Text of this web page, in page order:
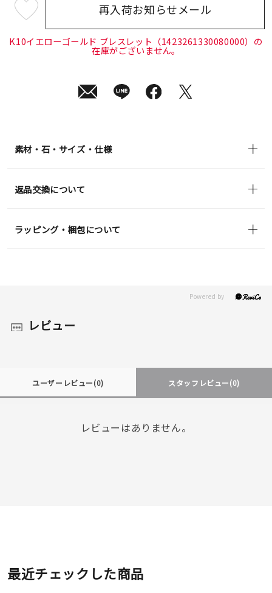
在庫 ¥28,600 (tax
in)
再入荷お知らせメール
K10イエローゴールド ブレスレット（1423261330080000）の
在庫がございません。
素材・石・サイズ・仕様
返品交換について
ラッピング・梱包について
レビュー
ユーザーレビュー(0) スタッフレビュー(0)
レビューはありません。
最近チェックした商品